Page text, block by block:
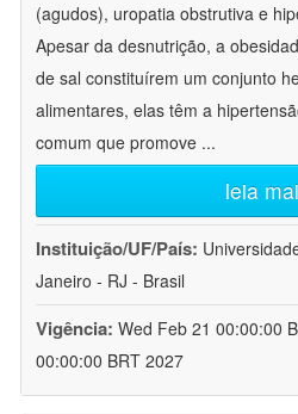
(agudos), uropatia obstrutiva e
Apesar da desnutrição, a
de sal constituírem um conjunto
alimentares, elas têm a
comum que promove ...
leia
Instituição/UF/País:
Janeiro - RJ - Brasil
Vigência: Wed Feb 21 00:00:00
00:00:00 BRT 2027